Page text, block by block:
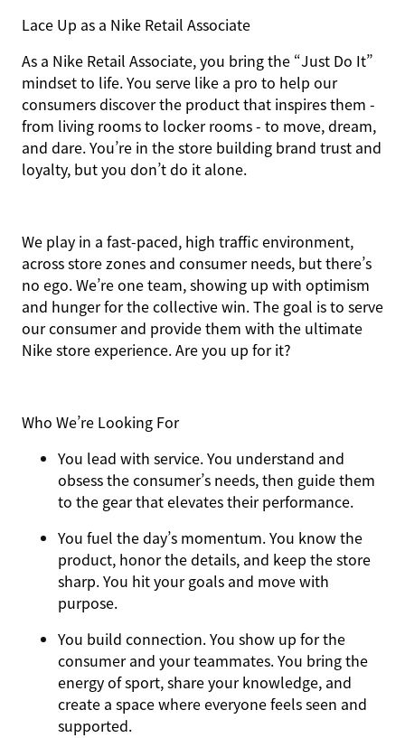
Lace Up as a Nike Retail Associate
As a Nike Retail Associate, you bring the “Just Do It”
mindset to life. You serve like a pro to help our
consumers discover the product that inspires them -
from living rooms to locker rooms - to move, dream,
and dare. You’re in the store building brand trust and
loyalty, but you don’t do it alone.
We play in a fast-paced, high traffic environment,
across store zones and consumer needs, but there’s
no ego. We’re one team, showing up with optimism
and hunger for the collective win. The goal is to serve
our consumer and provide them with the ultimate
Nike store experience. Are you up for it?
Who We’re Looking For
You lead with service.You understand and
obsess the consumer’s needs, then guide them
to the gear that elevates their performance.
You fuel the day’s momentum. You know the
product, honor the details, and keep the store
sharp. You hit your goals and move with
purpose.
You build connection. You show up for the
consumer and your teammates. You bring the
energy of sport, share your knowledge, and
create a space where everyone feels seen and
supported.